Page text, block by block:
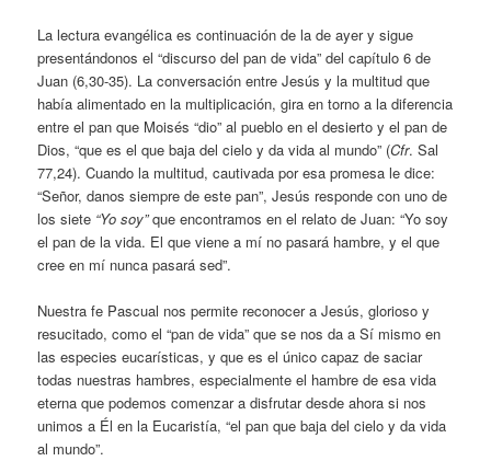
La lectura evangélica es continuación de la de ayer y sigue
presentándonos el “discurso del pan de vida” del capítulo 6 de
Juan (6,30-35). La conversación entre Jesús y la multitud que
había alimentado en la multiplicación, gira en torno a la diferencia
entre el pan que Moisés “dio” al pueblo en el desierto y el pan de
Dios, “que es el que baja del cielo y da vida al mundo” (Cfr. Sal
77,24). Cuando la multitud, cautivada por esa promesa le dice:
“Señor, danos siempre de este pan”, Jesús responde con uno de
los siete “Yo soy”que encontramos en el relato de Juan: “Yo soy
el pan de la vida. El que viene a mí no pasará hambre, y el que
cree en mí nunca pasará sed”.
Nuestra fe Pascual nos permite reconocer a Jesús, glorioso y
resucitado, como el “pan de vida” que se nos da a Sí mismo en
las especies eucarísticas, y que es el único capaz de saciar
todas nuestras hambres, especialmente el hambre de esa vida
eterna que podemos comenzar a disfrutar desde ahora si nos
unimos a Él en la Eucaristía, “el pan que baja del cielo y da vida
al mundo”.